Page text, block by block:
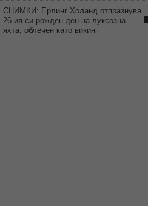
СНИМКИ: Ерлинг Холанд отпразнува
26-ия си рожден ден на луксозна
яхта, облечен като викинг